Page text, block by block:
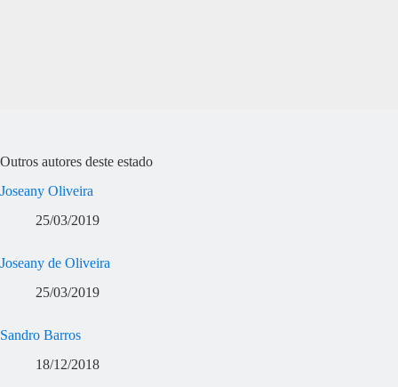
Outros autores deste estado
Joseany Oliveira
25/03/2019
Joseany de Oliveira
25/03/2019
Sandro Barros
18/12/2018